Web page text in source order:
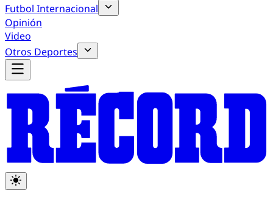
Futbol Internacional
Opinión
Video
Otros Deportes